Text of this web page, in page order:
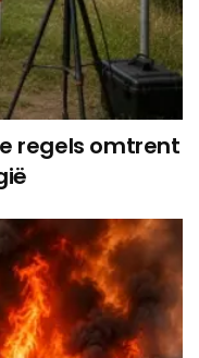
regels omtrent